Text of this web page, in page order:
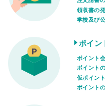
領収書の
学校及び
ポイン
ポイント
ポイント
仮ポイン
ポイント